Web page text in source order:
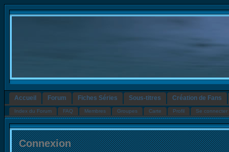
Accueil Forum Fiches Séries Sous-titres Création de Fans
Index du Forum FAQ Membres Groupes Carte Profil Se connecter
Connexion